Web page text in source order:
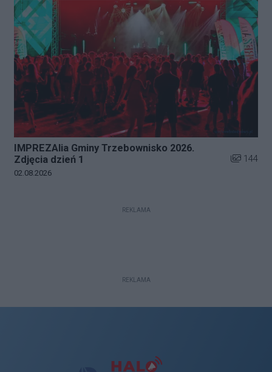
IMPREZAlia Gminy Trzebownisko 2026.
Zdjęcia dzień 1
Liczba
144
Data dodania galerii:
02.08.2026
REKLAMA
REKLAMA